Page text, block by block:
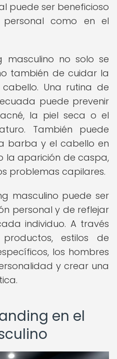
puede ser beneficioso
como en el
masculino no solo se
también de cuidar la
Una rutina de
puede prevenir
la piel seca o el
También puede
barba y el cabello en
la aparición de caspa,
problemas capilares.
masculino puede ser
personal y de reflejar
individuo. A través
estilos de
los hombres
y crear una
en el